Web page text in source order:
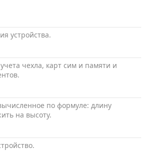
устройства.
чехла, карт сим и памяти и
по формуле: длину
на высоту.